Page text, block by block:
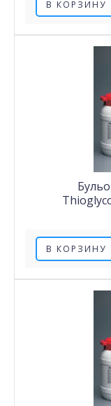
В КОРЗИНУ
В КОРЗИНУ